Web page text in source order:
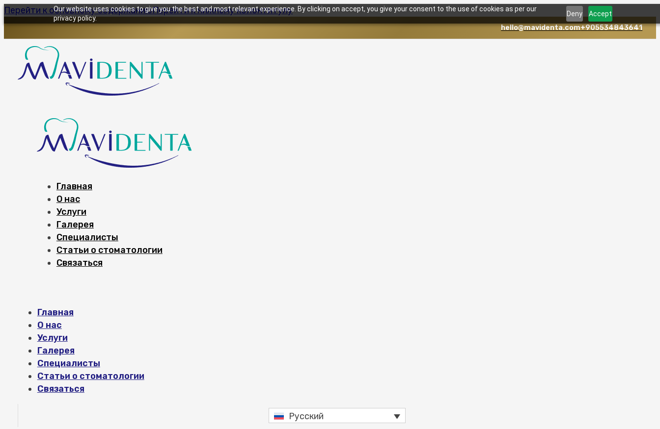
Our website uses cookies to give you the best and most relevant experience. By clicking on accept, you give your consent to the use of cookies as per our
privacy policy.
Deny Accept
Перейти к основному содержаниюПерейти к нижнему колонтитулу
hello@mavidenta.com+905534843641
Главная
О нас
Услуги
Галерея
Специалисты
Статьи о стоматологии
Связаться
Главная
О нас
Услуги
Галерея
Специалисты
Статьи о стоматологии
Связаться
Русский